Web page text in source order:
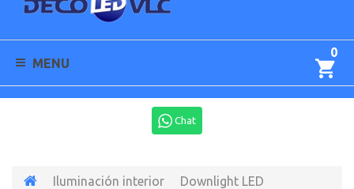
0
MENU
Chat
Iluminación interior
Downlight LED